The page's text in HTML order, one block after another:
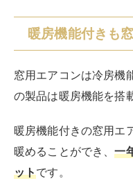
暖房機能付きも
窓用エアコンは冷房機
の製品は暖房機能を搭
暖房機能付きの窓用エ
暖めることができ、一
ットです。